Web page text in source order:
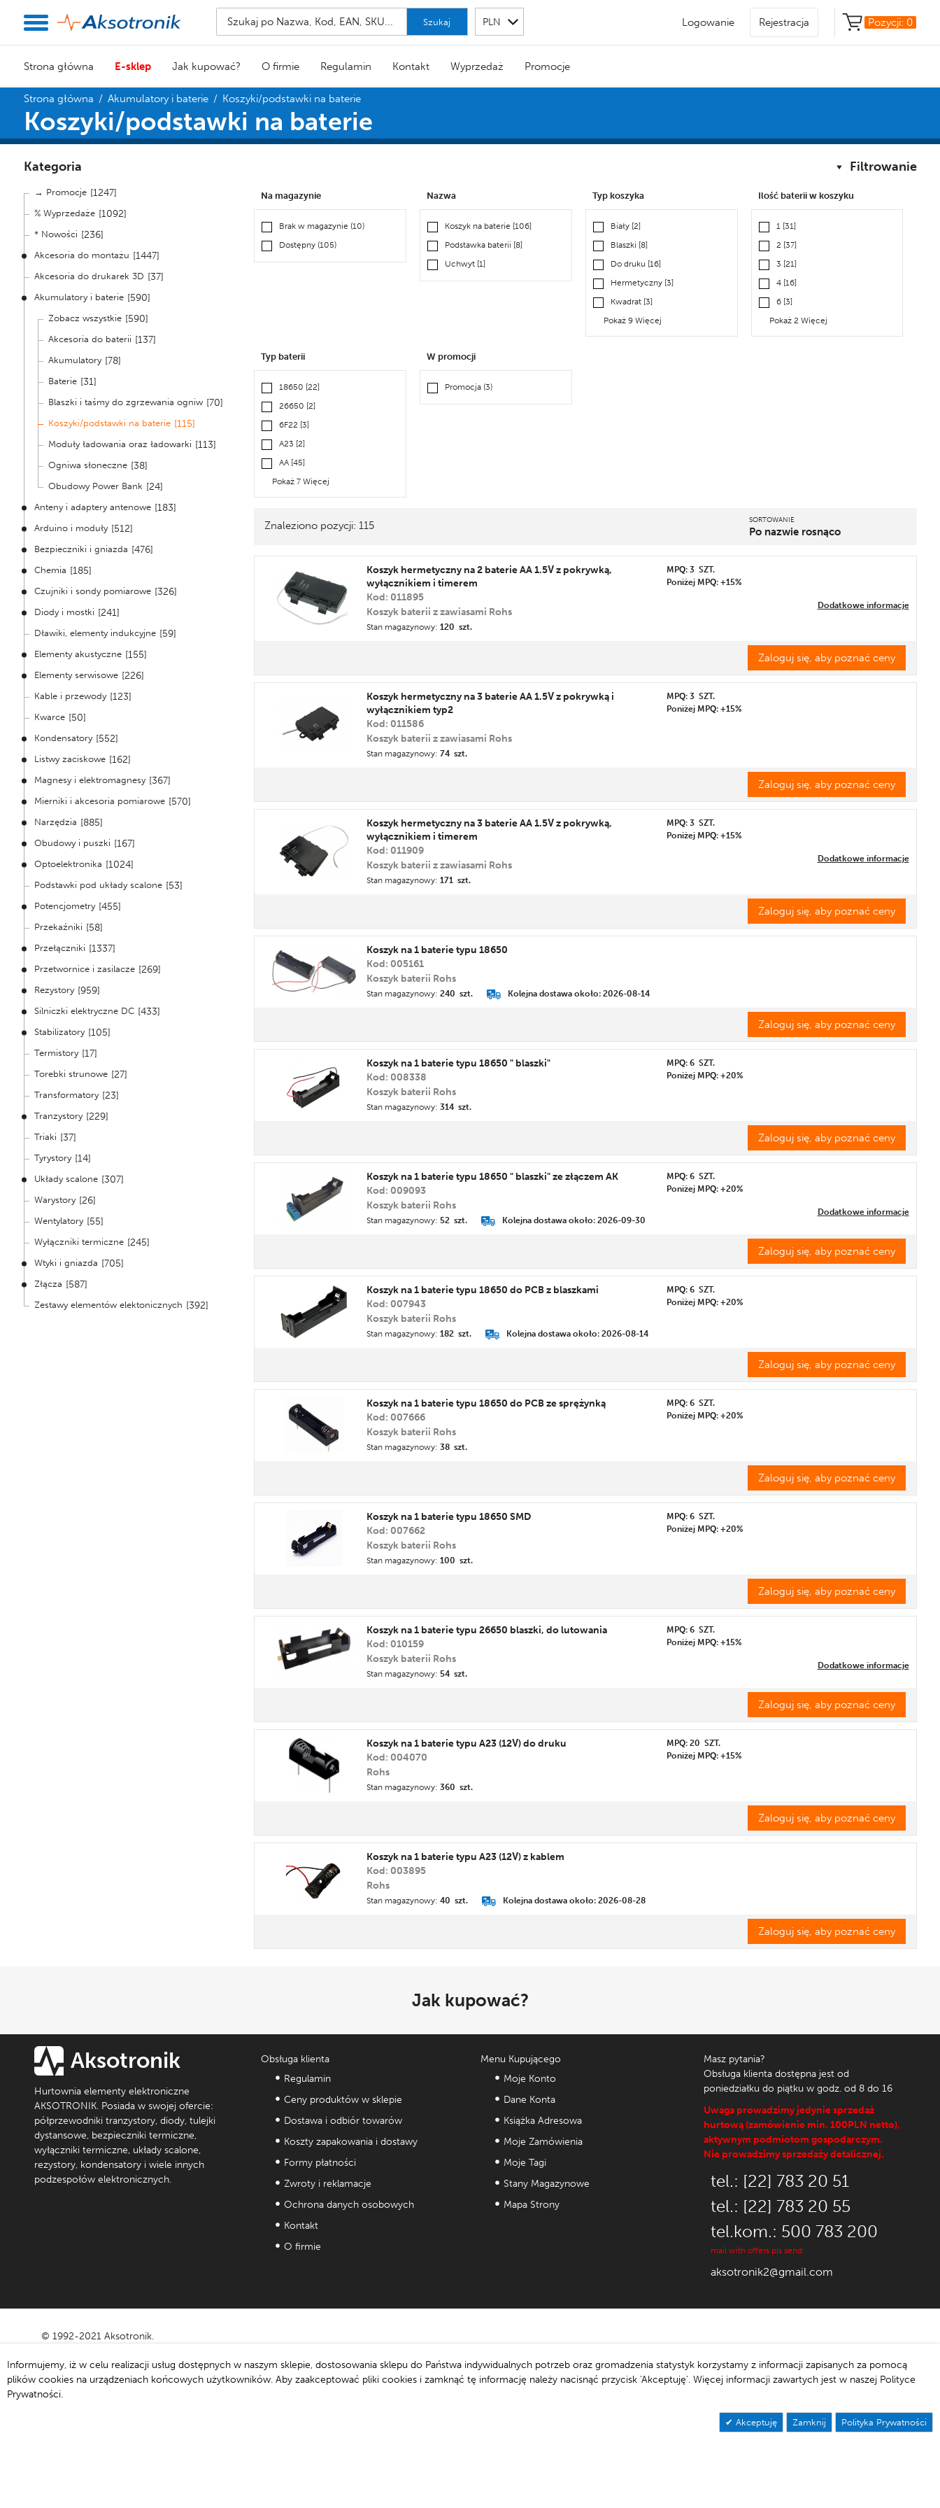
Szukaj Logowanie Rejestracja Pozycji: 0
Strona główna E-sklep Jak kupować? O firmie Regulamin Kontakt Wyprzedaż Promocje
Strona główna / Akumulatory i baterie / Koszyki/podstawki na baterie
Koszyki/podstawki na baterie
Kategoria
→ Promocje [1247]
% Wyprzedaże [1092]
* Nowości [236]
Akcesoria do montażu [1447]
Akcesoria do drukarek 3D [37]
Akumulatory i baterie [590]
Zobacz wszystkie [590]
Akcesoria do baterii [137]
Akumulatory [78]
Baterie [31]
Blaszki i taśmy do zgrzewania ogniw [70]
Koszyki/podstawki na baterie [115]
Moduły ładowania oraz ładowarki [113]
Ogniwa słoneczne [38]
Obudowy Power Bank [24]
Anteny i adaptery antenowe [183]
Arduino i moduły [512]
Bezpieczniki i gniazda [476]
Chemia [185]
Czujniki i sondy pomiarowe [326]
Diody i mostki [241]
Dławiki, elementy indukcyjne [59]
Elementy akustyczne [155]
Elementy serwisowe [226]
Kable i przewody [123]
Kwarce [50]
Kondensatory [552]
Listwy zaciskowe [162]
Magnesy i elektromagnesy [367]
Mierniki i akcesoria pomiarowe [570]
Narzędzia [885]
Obudowy i puszki [167]
Optoelektronika [1024]
Podstawki pod układy scalone [53]
Potencjometry [455]
Przekaźniki [58]
Przełączniki [1337]
Przetwornice i zasilacze [269]
Rezystory [959]
Silniczki elektryczne DC [433]
Stabilizatory [105]
Termistory [17]
Torebki strunowe [27]
Transformatory [23]
Tranzystory [229]
Triaki [37]
Tyrystory [14]
Układy scalone [307]
Warystory [26]
Wentylatory [55]
Wyłączniki termiczne [245]
Wtyki i gniazda [705]
Złącza [587]
Zestawy elementów elektonicznych [392]
Filtrowanie
Na magazynie
Brak w magazynie (10)
Dostępny (105)
Nazwa
Koszyk na baterie [106]
Podstawka baterii [8]
Uchwyt [1]
Typ koszyka
Biały [2]
Blaszki [8]
Do druku [16]
Hermetyczny [3]
Kwadrat [3]
Pokaż 9 Więcej
Ilość baterii w koszyku
1 [31]
2 [37]
3 [21]
4 [16]
6 [3]
Pokaż 2 Więcej
Typ baterii
18650 [22]
26650 [2]
6F22 [3]
A23 [2]
AA [45]
Pokaż 7 Więcej
W promocji
Promocja (3)
SORTOWANIE
Po nazwie rosnąco
Etykieta
Znaleziono pozycji: 115
Koszyk hermetyczny na 2 baterie AA 1.5V z pokrywką,
wyłącznikiem i timerem
Kod: 011895
Koszyk baterii z zawiasami Rohs
Stan magazynowy: 120 szt.
MPQ: 3 SZT.
Poniżej MPQ: +15%
Dodatkowe informacje
Zaloguj się, aby poznać ceny
Koszyk hermetyczny na 3 baterie AA 1.5V z pokrywką i
wyłącznikiem typ2
Kod: 011586
Koszyk baterii z zawiasami Rohs
Stan magazynowy: 74 szt.
MPQ: 3 SZT.
Poniżej MPQ: +15%
Zaloguj się, aby poznać ceny
Koszyk hermetyczny na 3 baterie AA 1.5V z pokrywką,
wyłącznikiem i timerem
Kod: 011909
Koszyk baterii z zawiasami Rohs
Stan magazynowy: 171 szt.
MPQ: 3 SZT.
Poniżej MPQ: +15%
Dodatkowe informacje
Zaloguj się, aby poznać ceny
Koszyk na 1 baterie typu 18650
Kod: 005161
Koszyk baterii Rohs
Kolejna dostawa około: 2026-08-14
Stan magazynowy: 240 szt.
Zaloguj się, aby poznać ceny
Koszyk na 1 baterie typu 18650 " blaszki"
Kod: 008338
Koszyk baterii Rohs
Stan magazynowy: 314 szt.
MPQ: 6 SZT.
Poniżej MPQ: +20%
Zaloguj się, aby poznać ceny
Koszyk na 1 baterie typu 18650 " blaszki" ze złączem AK
Kod: 009093
Koszyk baterii Rohs
Kolejna dostawa około: 2026-09-30
Stan magazynowy: 52 szt.
MPQ: 6 SZT.
Poniżej MPQ: +20%
Dodatkowe informacje
Zaloguj się, aby poznać ceny
Koszyk na 1 baterie typu 18650 do PCB z blaszkami
Kod: 007943
Koszyk baterii Rohs
Kolejna dostawa około: 2026-08-14
Stan magazynowy: 182 szt.
MPQ: 6 SZT.
Poniżej MPQ: +20%
Zaloguj się, aby poznać ceny
Koszyk na 1 baterie typu 18650 do PCB ze sprężynką
Kod: 007666
Koszyk baterii Rohs
Stan magazynowy: 38 szt.
MPQ: 6 SZT.
Poniżej MPQ: +20%
Zaloguj się, aby poznać ceny
Koszyk na 1 baterie typu 18650 SMD
Kod: 007662
Koszyk baterii Rohs
Stan magazynowy: 100 szt.
MPQ: 6 SZT.
Poniżej MPQ: +20%
Zaloguj się, aby poznać ceny
Koszyk na 1 baterie typu 26650 blaszki, do lutowania
Kod: 010159
Koszyk baterii Rohs
Stan magazynowy: 54 szt.
MPQ: 6 SZT.
Poniżej MPQ: +15%
Dodatkowe informacje
Zaloguj się, aby poznać ceny
Koszyk na 1 baterie typu A23 (12V) do druku
Kod: 004070
Rohs
Stan magazynowy: 360 szt.
MPQ: 20 SZT.
Poniżej MPQ: +15%
Zaloguj się, aby poznać ceny
Koszyk na 1 baterie typu A23 (12V) z kablem
Kod: 003895
Rohs
Kolejna dostawa około: 2026-08-28
Stan magazynowy: 40 szt.
Zaloguj się, aby poznać ceny
Jak kupować?
Aksotronik
Hurtownia elementy elektroniczne
AKSOTRONIK. Posiada w swojej ofercie:
półprzewodniki tranzystory, diody, tulejki
dystansowe, bezpieczniki termiczne,
wyłączniki termiczne, układy scalone,
rezystory, kondensatory i wiele innych
podzespołów elektronicznych.
Obsługa klienta
Regulamin
Ceny produktów w sklepie
Dostawa i odbiór towarów
Koszty zapakowania i dostawy
Formy płatności
Zwroty i reklamacje
Ochrona danych osobowych
Kontakt
O firmie
Menu Kupującego
Moje Konto
Dane Konta
Książka Adresowa
Moje Zamówienia
Moje Tagi
Stany Magazynowe
Mapa Strony
Masz pytania?
Obsługa klienta dostępna jest od
poniedziałku do piątku w godz. od 8 do 16
Uwaga prowadzimy jedynie sprzedaż
hurtową (zamówienie min. 100PLN netto),
aktywnym podmiotom gospodarczym.
Nie prowadzimy sprzedaży detalicznej.
tel.: [22] 783 20 51
tel.: [22] 783 20 55
tel.kom.: 500 783 200
mail with offers pls send:
aksotronik2@gmail.com
© 1992-2021 Aksotronik.
Informujemy, iż w celu realizacji usług dostępnych w naszym sklepie, dostosowania sklepu do Państwa indywidualnych potrzeb oraz gromadzenia statystyk korzystamy z informacji zapisanych za pomocą
plików cookies na urządzeniach końcowych użytkowników. Aby zaakceptować pliki cookies i zamknąć tę informację należy nacisnąć przycisk 'Akceptuję'. Więcej informacji zawartych jest w naszej Polityce
Prywatności.
Akceptuję Zamknij Polityka Prywatności